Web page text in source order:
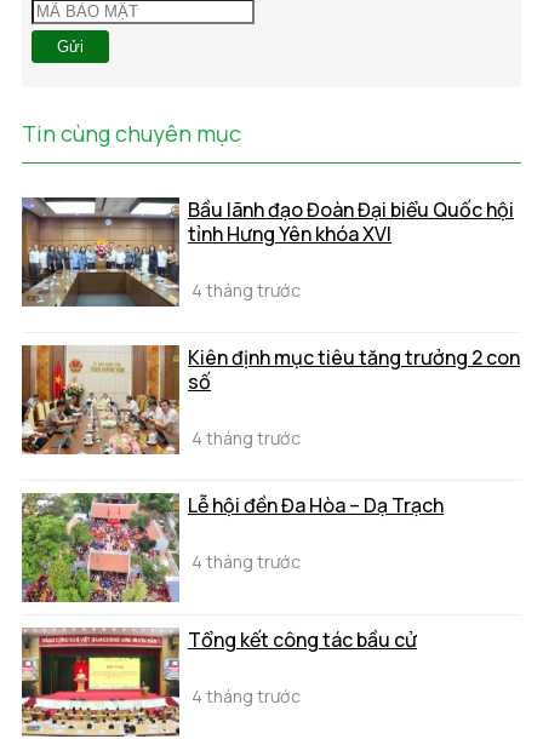
Gửi
Tin cùng chuyên mục
Bầu lãnh đạo Đoàn Đại biểu Quốc hội
tỉnh Hưng Yên khóa XVI
4 tháng trước
Kiên định mục tiêu tăng trưởng 2 con
số
4 tháng trước
Lễ hội đền Đa Hòa – Dạ Trạch
4 tháng trước
Tổng kết công tác bầu cử
4 tháng trước